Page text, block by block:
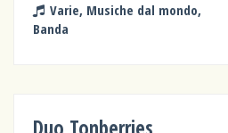
Varie, Musiche dal mondo,
Banda